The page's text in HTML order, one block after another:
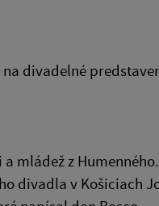
divadelné
mládež z Humenného.
divadla v Košiciach